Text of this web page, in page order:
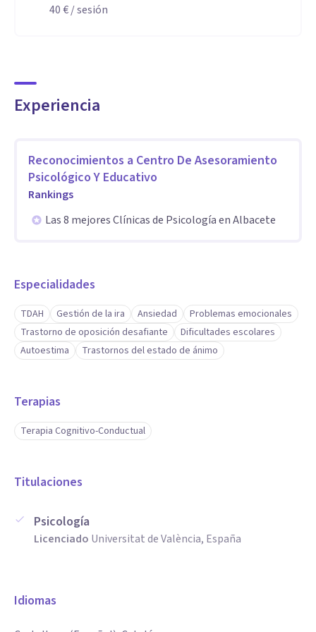
40 €/ sesión
Experiencia
Reconocimientos a Centro De Asesoramiento
Psicológico Y Educativo
Rankings
Las 8 mejores Clínicas de Psicología en Albacete
Especialidades
TDAH Gestión de la ira Ansiedad
Problemas emocionales
Trastorno de oposición desafiante
Dificultades escolares
Autoestima
Trastornos del estado de ánimo
Terapias
Terapia Cognitivo-Conductual
Titulaciones
Psicología
Licenciado Universitat de València, España
Idiomas